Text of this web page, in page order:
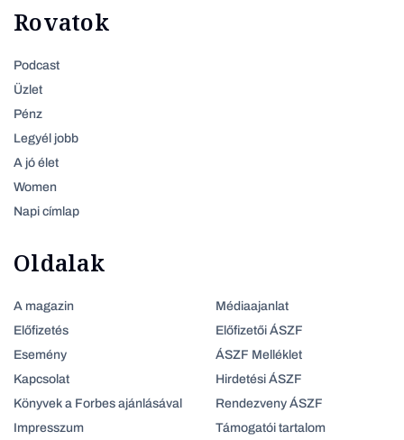
Rovatok
Podcast
Üzlet
Pénz
Legyél jobb
A jó élet
Women
Napi címlap
Oldalak
A magazin
Előfizetés
Esemény
Kapcsolat
Könyvek a Forbes ajánlásával
Impresszum
Médiaajanlat
Előfizetői ÁSZF
ÁSZF Melléklet
Hirdetési ÁSZF
Rendezveny ÁSZF
Támogatói tartalom